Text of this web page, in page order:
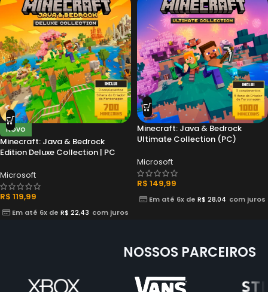
NOVO
Minecraft: Java & Bedrock
Edition Deluxe Collection | PC
Microsoft
R$ 119,99
Em até 6x de R$ 22,43 com juros
Minecraft: Java & Bedrock
Ultimate Collection (PC)
Microsoft
R$ 149,99
Em até 6x de R$ 28,04 com juros
NOSSOS PARCEIROS